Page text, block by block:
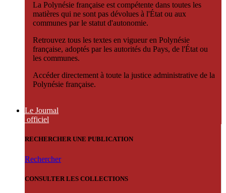
La Polynésie française est compétente dans toutes les
matières qui ne sont pas dévolues à l'État ou aux
communes par le statut d'autonomie.
Retrouvez tous les textes en vigueur en Polynésie
française, adoptés par les autorités du Pays, de l'État ou
les communes.
Accéder directement à toute la justice administrative de la
Polynésie française.
Le Journal
officiel
RECHERCHER UNE PUBLICATION
Rechercher
CONSULTER LES COLLECTIONS